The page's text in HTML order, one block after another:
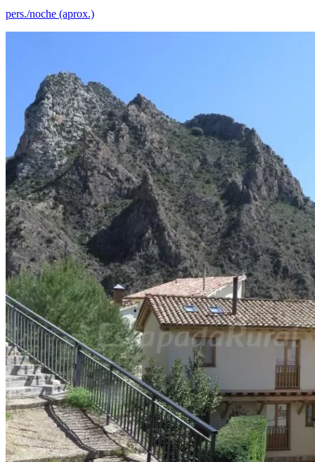
pers./noche (aprox.)